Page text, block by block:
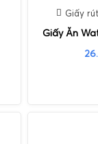
Giấy
Giấy Ăn